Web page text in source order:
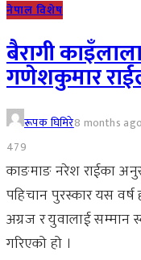
नेपाल विशेष
बैरागी
गणेशकुमार
रूपक घिमिरे8 months ago
479
काङमाङ नरेश राईका
पहिचान पुरस्कार यस वर्ष
अग्रज र युवालाई
गरिएको हो ।